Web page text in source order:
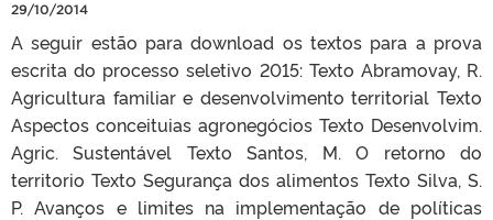
29/10/2014
A seguir estão para download os textos para a prova
escrita do processo seletivo 2015: Texto Abramovay, R.
Agricultura familiar e desenvolvimento territorial Texto
Aspectos conceituias agronegócios Texto Desenvolvim.
Agric. Sustentável Texto Santos, M. O retorno do
territorio Texto Segurança dos alimentos Texto Silva, S.
P. Avanços e limites na implementação de políticas